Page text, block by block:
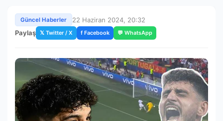
Güncel Haberler
22 Haziran 2024, 20:32
Paylaş 𝕏 Twitter / X f Facebook 💬 WhatsApp